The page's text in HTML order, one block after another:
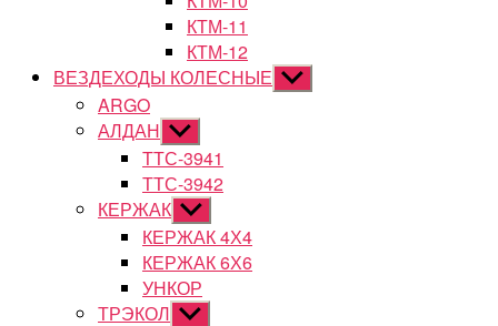
КТМ-11
КТМ-12
ВЕЗДЕХОДЫ КОЛЕСНЫЕ Показывать
подменю
ARGO
АЛДАН Показывать
подменю
ТТС-3941
ТТС-3942
КЕРЖАК Показывать
подменю
КЕРЖАК 4Х4
КЕРЖАК 6Х6
УНКОР
ТРЭКОЛ Показывать